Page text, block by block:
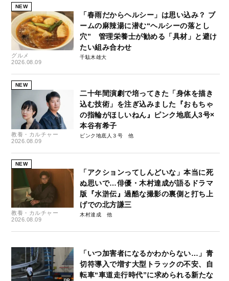
NEW
グルメ
2026.08.09
「春雨だからヘルシー」は思い込み？ ブ
ームの麻辣湯に潜む“ヘルシーの落とし
穴” 管理栄養士が勧める「具材」と避け
たい組み合わせ
千駄木雄大
NEW
教養・カルチャー
2026.08.09
二十年間演劇で培ってきた「身体を描き
込む技術」を注ぎ込みました『おもちゃ
の指輪がほしいねん』ピンク地底人3号×
本谷有希子
ピンク地底人３号
NEW
教養・カルチャー
2026.08.09
「アクションってしんどいな」本当に死
ぬ思いで…俳優・木村達成が語るドラマ
版『水滸伝』過酷な撮影の裏側と打ち上
げでの北方謙三
木村達成
「いつ加害者になるかわからない…」青
切符導入で増す大型トラックの不安、自
転車“車道走行時代”に求められる新たな